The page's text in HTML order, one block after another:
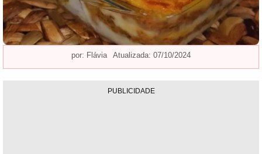
por: Flávia Atualizada: 07/10/2024
PUBLICIDADE